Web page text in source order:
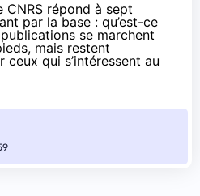
CNRS répond à sept
par la base : qu’est-ce
se marchent
mais restent
qui s’intéressent au